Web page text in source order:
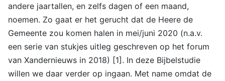
andere jaartallen, en zelfs dagen of een maand,
noemen. Zo gaat er het gerucht dat de Heere de
Gemeente zou komen halen in mei/juni 2020 (n.a.v.
een serie van stukjes uitleg geschreven op het forum
van Xandernieuws in 2018) [1]. In deze Bijbelstudie
willen we daar verder op ingaan. Met name omdat de